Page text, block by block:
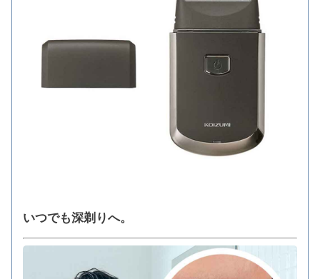
いつでも深剃りへ。